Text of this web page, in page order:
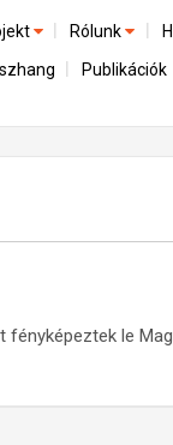
és a
és emlékezet
Rólunk
A Publikációk
le